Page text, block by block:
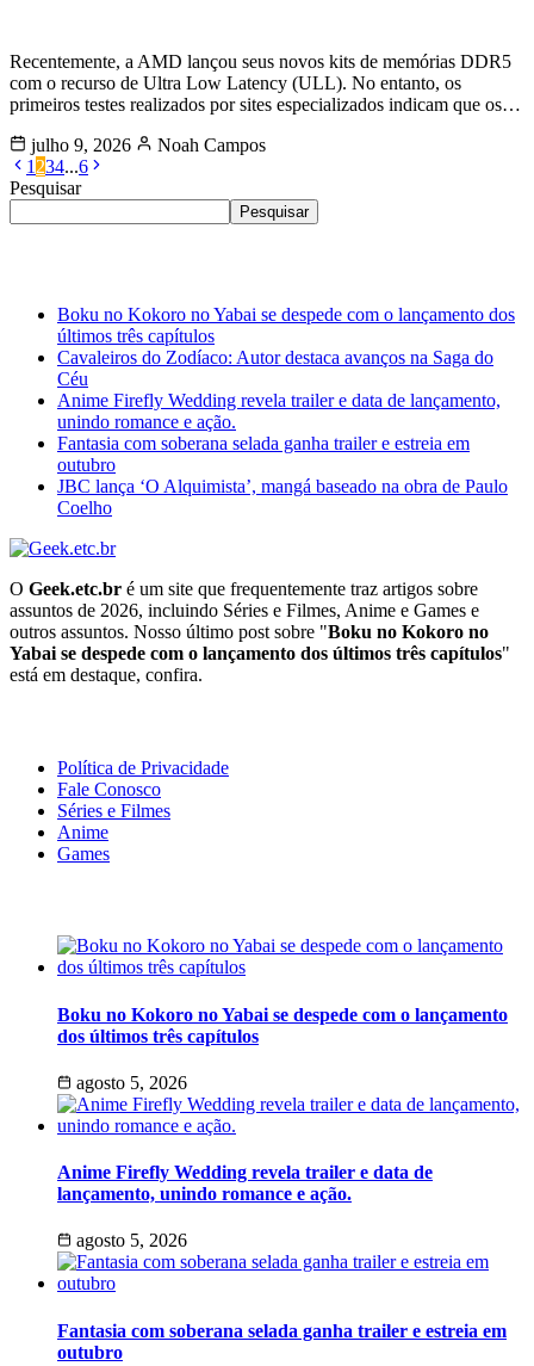
Recentemente, a AMD lançou seus novos kits de memórias DDR5
com o recurso de Ultra Low Latency (ULL). No entanto, os
primeiros testes realizados por sites especializados indicam que os…
julho 9, 2026
Noah Campos
1 234...6
Pesquisar
Pesquisar
Boku no Kokoro no Yabai se despede com o lançamento dos
últimos três capítulos
Cavaleiros do Zodíaco: Autor destaca avanços na Saga do
Céu
Anime Firefly Wedding revela trailer e data de lançamento,
unindo romance e ação.
Fantasia com soberana selada ganha trailer e estreia em
outubro
JBC lança ‘O Alquimista’, mangá baseado na obra de Paulo
Coelho
O Geek.etc.br é um site que frequentemente traz artigos sobre
assuntos de 2026, incluindo Séries e Filmes, Anime e Games e
outros assuntos. Nosso último post sobre "Boku no Kokoro no
Yabai se despede com o lançamento dos últimos três capítulos"
está em destaque, confira.
Política de Privacidade
Fale Conosco
Séries e Filmes
Anime
Games
Boku no Kokoro no Yabai se despede com o lançamento
dos últimos três capítulos
agosto 5, 2026
Anime Firefly Wedding revela trailer e data de
lançamento, unindo romance e ação.
agosto 5, 2026
Fantasia com soberana selada ganha trailer e estreia em
outubro